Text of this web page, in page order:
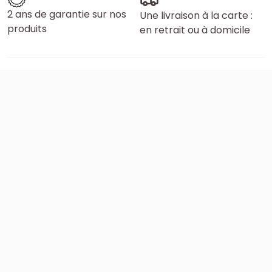
2 ans de garantie sur nos
produits
Une livraison à la carte :
en retrait ou à domicile